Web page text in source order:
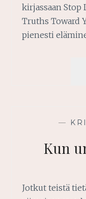
kirjassaan Stop
Truths Toward
pienesti
—
Kun
Jotkut teistä